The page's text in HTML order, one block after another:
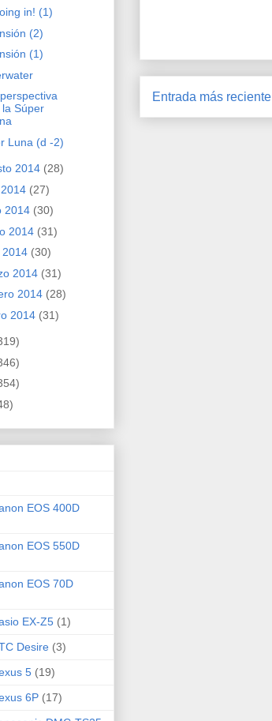
Entrada más reciente
in! (1)
(2)
(1)
la Súper
Luna (d -2)
2014 (28)
(27)
2014 (30)
2014 (31)
2014 (30)
2014 (31)
2014 (28)
2014 (31)
EOS 400D
EOS 550D
EOS 70D
EX-Z5 (1)
Desire (3)
5 (19)
6P (17)